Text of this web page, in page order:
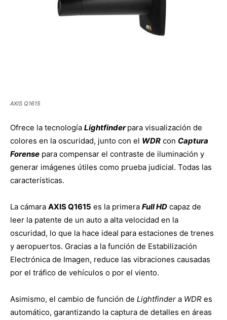
AXIS Q1615
Ofrece la tecnología Lightfinder para visualización de
colores en la oscuridad, junto con el WDR con Captura
Forense para compensar el contraste de iluminación y
generar imágenes útiles como prueba judicial. Todas las
características.
La cámara AXIS Q1615 es la primera Full HD capaz de
leer la patente de un auto a alta velocidad en la
oscuridad, lo que la hace ideal para estaciones de trenes
y aeropuertos. Gracias a la función de Estabilización
Electrónica de Imagen, reduce las vibraciones causadas
por el tráfico de vehículos o por el viento.
Asimismo, el cambio de función de Lightfinder a WDR es
automático, garantizando la captura de detalles en áreas